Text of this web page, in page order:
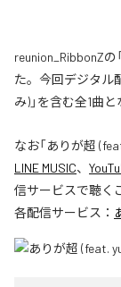
reunion_RibbonZ
た。今回デジタル
み)」を含む全1曲と
なお「ありが超
LINE MUSIC、
信サービスで聴く
各配信サービス：